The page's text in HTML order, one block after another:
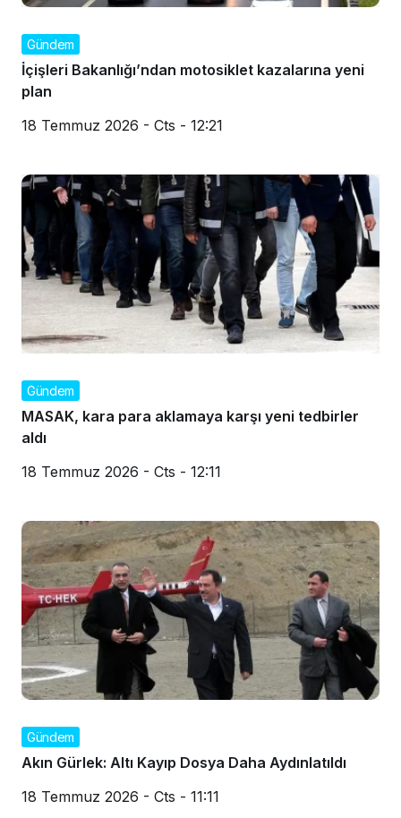
Gündem
İçişleri Bakanlığı’ndan motosiklet kazalarına yeni
plan
18 Temmuz 2026 - Cts - 12:21
Gündem
MASAK, kara para aklamaya karşı yeni tedbirler
aldı
18 Temmuz 2026 - Cts - 12:11
Gündem
Akın Gürlek: Altı Kayıp Dosya Daha Aydınlatıldı
18 Temmuz 2026 - Cts - 11:11